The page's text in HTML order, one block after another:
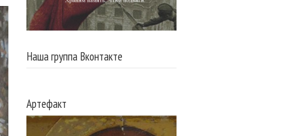
Наша группа Вконтакте
Артефакт